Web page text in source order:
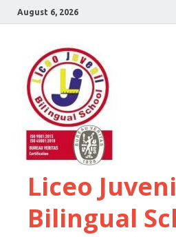
August 6, 2026
Liceo
Bilingual